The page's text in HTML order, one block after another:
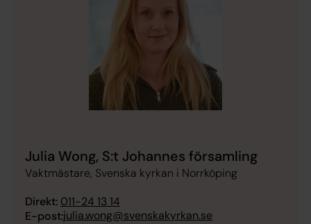
Julia Wong, S:t Johannes församling
Vaktmästare, Svenska kyrkan i Norrköping
Direkt: 011-24 13 14
E-post:julia.wong@svenskakyrkan.se